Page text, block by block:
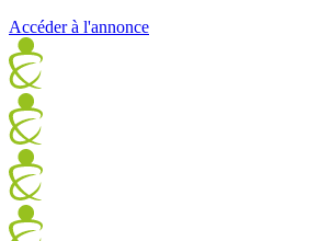
Accéder à l'annonce